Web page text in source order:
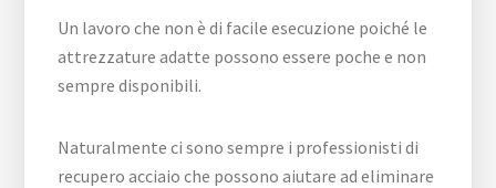
Un lavoro che non è di facile esecuzione poiché le
attrezzature adatte possono essere poche e non
sempre disponibili.
Naturalmente ci sono sempre i professionisti di
recupero acciaio che possono aiutare ad eliminare